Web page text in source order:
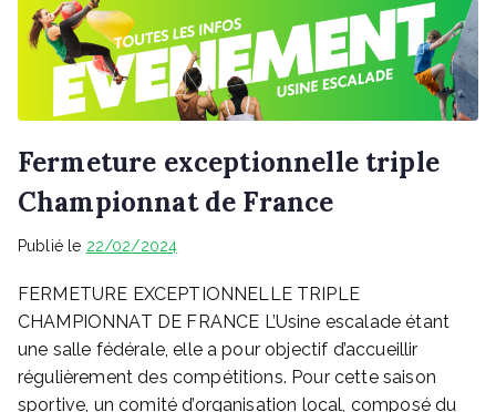
Fermeture exceptionnelle triple
Championnat de France
Publié le 22/02/2024
FERMETURE EXCEPTIONNELLE TRIPLE
CHAMPIONNAT DE FRANCE L’Usine escalade étant
une salle fédérale, elle a pour objectif d’accueillir
régulièrement des compétitions. Pour cette saison
sportive, un comité d’organisation local, composé du